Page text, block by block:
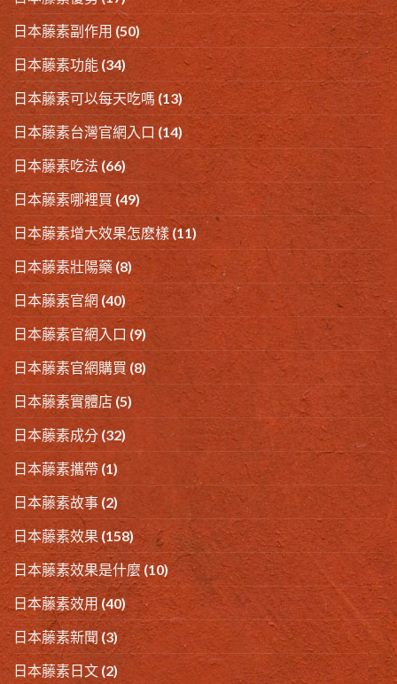
日本藤素副作用 (50)
日本藤素功能 (34)
日本藤素可以每天吃嗎 (13)
日本藤素台灣官網入口 (14)
日本藤素吃法 (66)
日本藤素哪裡買 (49)
日本藤素增大效果怎麽樣(11)
日本藤素壯陽藥 (8)
日本藤素官網 (40)
日本藤素官網入口 (9)
日本藤素官網購買 (8)
日本藤素實體店 (5)
日本藤素成分 (32)
日本藤素攜帶 (1)
日本藤素故事 (2)
日本藤素效果 (158)
日本藤素效果是什麼 (10)
日本藤素效用 (40)
日本藤素新聞 (3)
日本藤素日文 (2)